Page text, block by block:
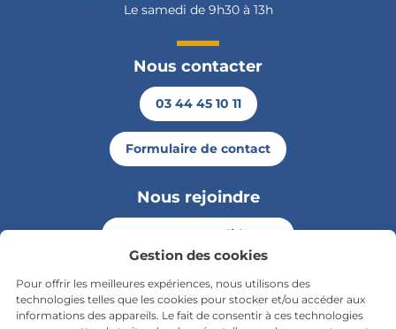
Gestion des cookies
Pour offrir les meilleures expériences, nous utilisons des
technologies telles que les cookies pour stocker et/ou accéder aux
informations des appareils. Le fait de consentir à ces technologies
Le samedi de 9h30 à 13h
Nous contacter
03 44 45 10 11
Formulaire de contact
Nous rejoindre
Envoyer ma candidature
Rester informé